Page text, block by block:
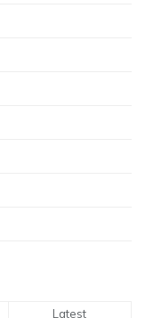
Latest